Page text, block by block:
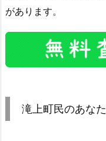
があります。
滝上町民のあな